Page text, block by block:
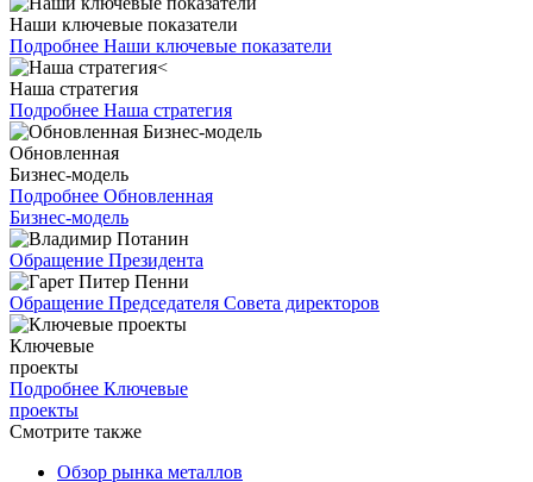
Наши ключевые показатели
Подробнее Наши ключевые показатели
Наша стратегия
Подробнее Наша стратегия
Обновленная
Бизнес-модель
Подробнее Обновленная
Бизнес-модель
Обращение Президента
Обращение Председателя Совета директоров
Ключевые
проекты
Подробнее Ключевые
проекты
Смотрите также
Обзор рынка металлов